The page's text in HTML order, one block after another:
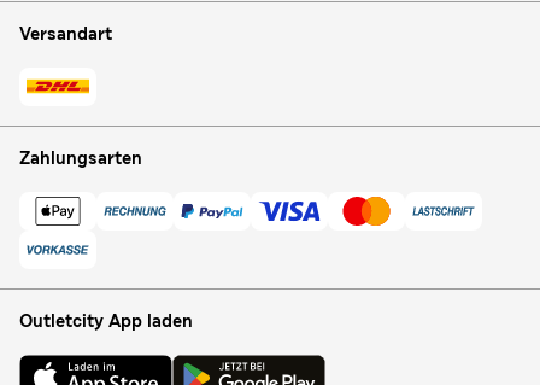
Versandart
Zahlungsarten
Outletcity App laden